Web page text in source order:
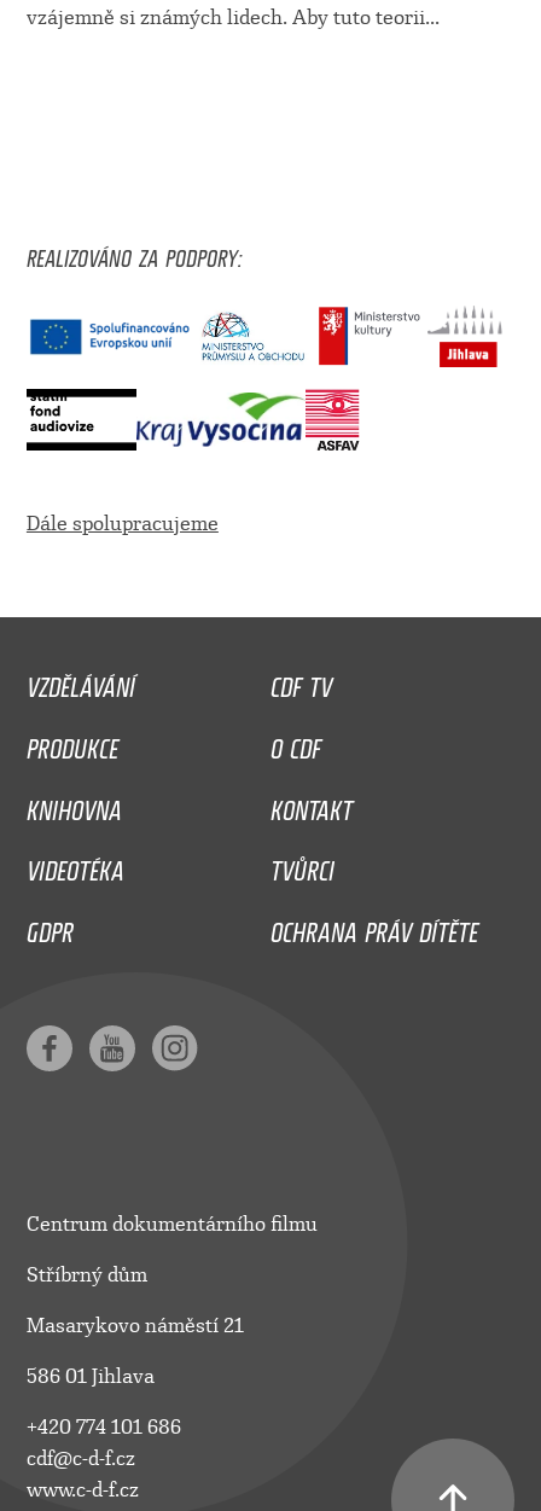
vzájemně si známých lidech. Aby tuto teorii...
REALIZOVÁNO ZA PODPORY:
Dále spolupracujeme
VZDĚLÁVÁNÍ
CDF TV
PRODUKCE
O CDF
KNIHOVNA
KONTAKT
VIDEOTÉKA
TVŮRCI
GDPR
OCHRANA PRÁV DÍTĚTE
Centrum dokumentárního filmu
Stříbrný dům
Masarykovo náměstí 21
586 01 Jihlava
+420 774 101 686
cdf@c-d-f.cz
www.c-d-f.cz